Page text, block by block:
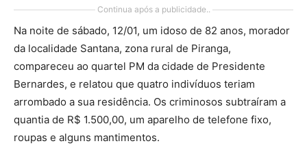
Continua após a publicidade..
Na noite de sábado, 12/01, um idoso de 82 anos, morador
da localidade Santana, zona rural de Piranga,
compareceu ao quartel PM da cidade de Presidente
Bernardes, e relatou que quatro indivíduos teriam
arrombado a sua residência. Os criminosos subtraíram a
quantia de R$ 1.500,00, um aparelho de telefone fixo,
roupas e alguns mantimentos.